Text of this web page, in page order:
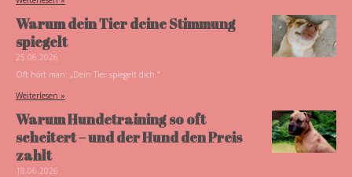
Warum dein Tier deine Stimmung
spiegelt
25.06.2026
Oft hört man: „Dein Tier spiegelt dich.“
Weiterlesen »
Warum Hundetraining so oft
scheitert – und der Hund den Preis
zahlt
18.06.2026